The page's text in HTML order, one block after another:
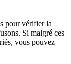
pour vérifier la
Si malgré ces
vous pouvez